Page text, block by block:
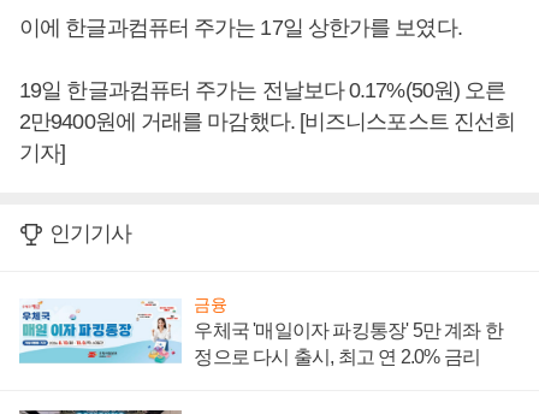
이에 한글과컴퓨터 주가는 17일 상한가를 보였다.
19일 한글과컴퓨터 주가는 전날보다 0.17%(50원) 오른
2만9400원에 거래를 마감했다. [비즈니스포스트 진선희
기자]
인기기사
금융
우체국 '매일이자 파킹통장' 5만 계좌 한
정으로 다시 출시, 최고 연 2.0% 금리